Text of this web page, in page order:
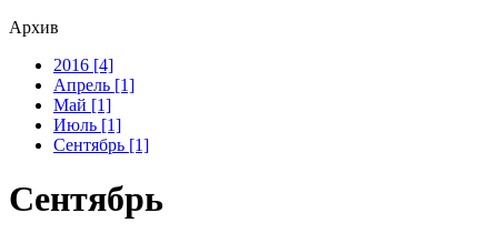
Архив
2016 [4]
Апрель [1]
Май [1]
Июль [1]
Сентябрь [1]
Сентябрь